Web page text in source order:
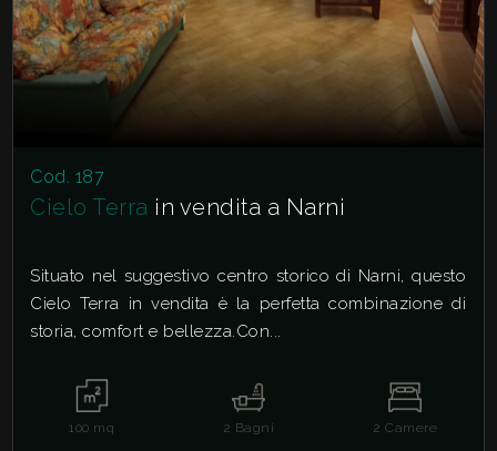
Cod. 187
Cielo Terra in vendita a Narni
Situato nel suggestivo centro storico di Narni, questo
Cielo Terra in vendita è la perfetta combinazione di
storia, comfort e bellezza.Con...
100 mq 2 Bagni 2 Camere